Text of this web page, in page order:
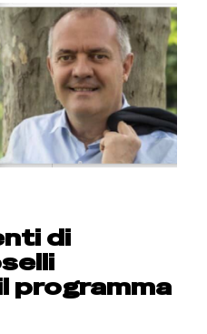
di
programma